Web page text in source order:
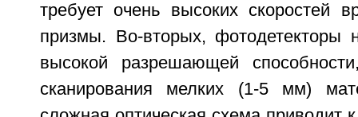
требует очень высоких скоростей
призмы. Во-вторых, фотодетекторы
высокой разрешающей
сканирования мелких (1-5 мм)